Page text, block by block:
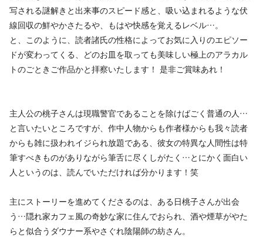
写される謎解きと出来事のスピード感と、吸い込まれるような伏
線回収の鮮やかさたるや、もはや快感を覚えるレベル…。
と、このように、読者諸氏の性格によってお気に入りのエピソー
ドが変わってくる、どのお皿を取っても美味しい極上のアラカル
トのごときご作品かと拝察いたします！ 是非ご賞味あれ！
主人公の桃子さんは現職警官であることを除けばごく普通の人…
と言いたいところですが、作中人物からも作者様からも我々読者
からも雑に扱われイジられ放題である、彼女の特異な人間性は特
筆すべきものがありながら筆舌に尽くしがたく…とにかく面白い
人というのは、読んでいただければ分かります！笑
主にストーリーを進めてくださるのは、ある日桃子さんが出会
う…隠れ家カフェ風の奇妙な家に住んでおられ、酒や煙草がやた
らと似合うダウナー系やさぐれ陰陽師の紡さん。